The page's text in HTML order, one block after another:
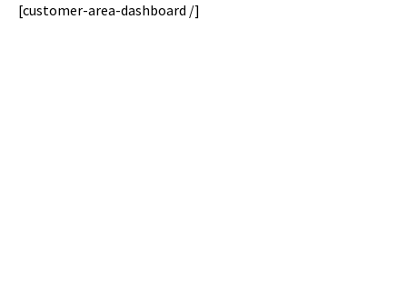
[customer-area-dashboard /]